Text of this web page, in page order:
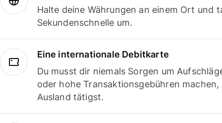
Halte deine Währungen an einem Ort und
Sekundenschnelle um.
Eine internationale Debitkarte
Du musst dir niemals Sorgen um
oder hohe Transaktionsgebühren
Ausland tätigst.